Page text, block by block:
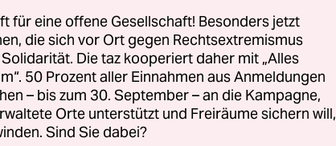
statt, dort, wo der linke
wurde. Über die
Art Familientreff der
er in diesem Jahr in den
Neuerung.
für eine offene Gesellschaft! Besonders jetzt
die sich vor Ort gegen Rechtsextremismus
Die taz kooperiert daher mit „Alles
50 Prozent aller Einnahmen aus Anmeldungen
– bis zum 30. September – an die Kampagne,
Orte unterstützt und Freiräume sichern will,
Sind Sie dabei?